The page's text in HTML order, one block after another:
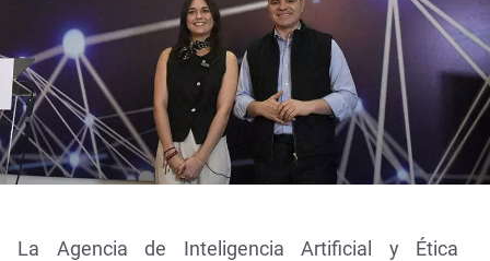
La Agencia de Inteligencia Artificial y Ética